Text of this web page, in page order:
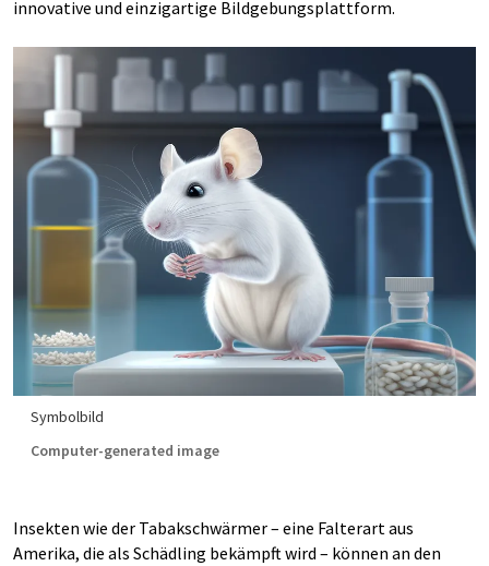
innovative und einzigartige Bildgebungsplattform.
Symbolbild
Computer-generated image
Insekten wie der Tabakschwärmer – eine Falterart aus
Amerika, die als Schädling bekämpft wird – können an den